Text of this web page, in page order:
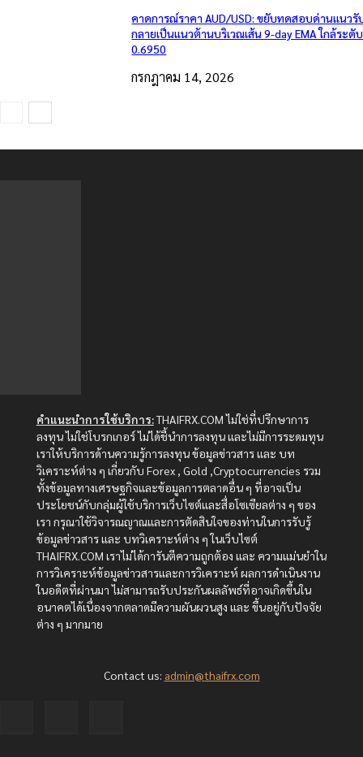
คาดการณ์ราคา AUD/USD: ขยับทดสอบด่านแนวรั
กลายเป็นแนวต้านบริเวณเส้น 9-day EMA ใกล้ระดับ
0.6950
กรกฎาคม 14, 2026
คำแนะนำการใช้บริการ:THAIFRX.COM ไม่ใช่ที่ปรึกษาการ
ลงทุน ไม่ใช่โบรกเกอร์ ไม่ได้ชี้นำการลงทุน และไม่มีการระดมทุน
เราให้บริการด้านความรู้การลงทุน ข้อมูลข่าวสาร และ บท
วิเคราะห์ต่าง ๆ เกี่ยวกับ Forex , Gold ,Cryptocurrencies รวม
ทั้งข้อมูลทางเศรษฐกิจและข้อมูลการตลาดอื่น ๆ ที่อาจเป็น
ประโยชน์กับกลุ่มผู้ใช้บริการเว็บไซต์และสื่อโซเซียลต่าง ๆ ของ
เรา กรุณาใช้วิจารณญาณและการตัดสินใจของท่านในการรับรู้
ข้อมูลข่าวสาร และ บทวิเคราะห์ต่าง ๆ ในเว็บไซต์
THAIFRX.COM เราไม่ได้การันตีความถูกต้อง และ ความแม่นยำใน
การวิเคราะห์ข้อมูลข่าวสารและการวิเคราะห์ ผลการดำเนินงาน
ในอดีตที่ผ่านมา ไม่สามารถรับประกันผลลัพธ์ที่อาจเกิดขึ้นใน
อนาคตได้เนื่องจากตลาดมีความผันผวนสูง และ ขึ้นอยู่กับปัจจัย
ต่าง ๆ มากมาย
Contact us: admin@thaifrx.com